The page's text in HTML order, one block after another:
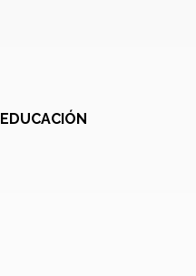
EDUCACIÓN